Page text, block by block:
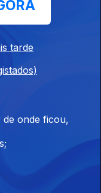
Ep. 111 20 jun. 2019
tarde
onde ficou,